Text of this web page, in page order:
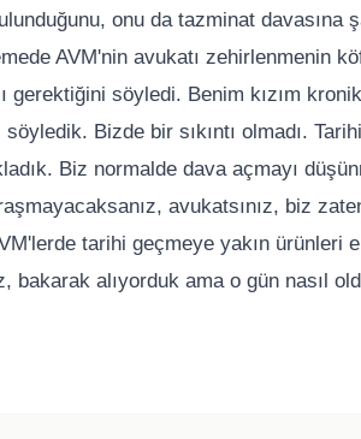
onu da tazminat davasına
AVM'nin avukatı zehirlenmenin
söyledi. Benim kızım
Bizde bir sıkıntı olmadı.
Biz normalde dava açmayı
avukatsınız, biz
tarihi geçmeye yakın ürünleri
bakarak alıyorduk ama o gün nasıl